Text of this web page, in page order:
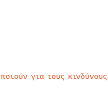
για τους